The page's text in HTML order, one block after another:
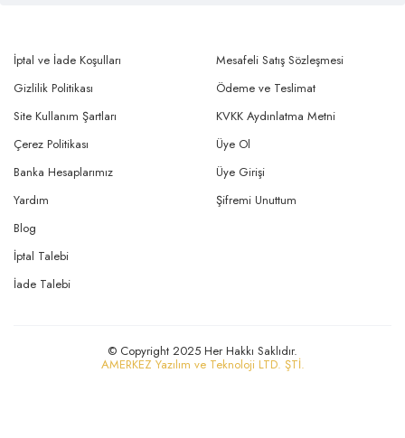
İptal ve İade Koşulları
Gizlilik Politikası
Site Kullanım Şartları
Mesafeli Satış Sözleşmesi
Ödeme ve Teslimat
KVKK Aydınlatma Metni
Çerez Politikası
Banka Hesaplarımız
Yardım
Üye Ol
Üye Girişi
Şifremi Unuttum
Blog
İptal Talebi
İade Talebi
© Copyright 2025 Her Hakkı Saklıdır.
AMERKEZ Yazılım ve Teknoloji LTD. ŞTİ.